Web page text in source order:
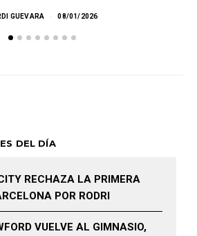
GUEVARA 08/01/2026
DEL DÍA
RECHAZA LA PRIMERA
POR RODRI
VUELVE AL GIMNASIO,